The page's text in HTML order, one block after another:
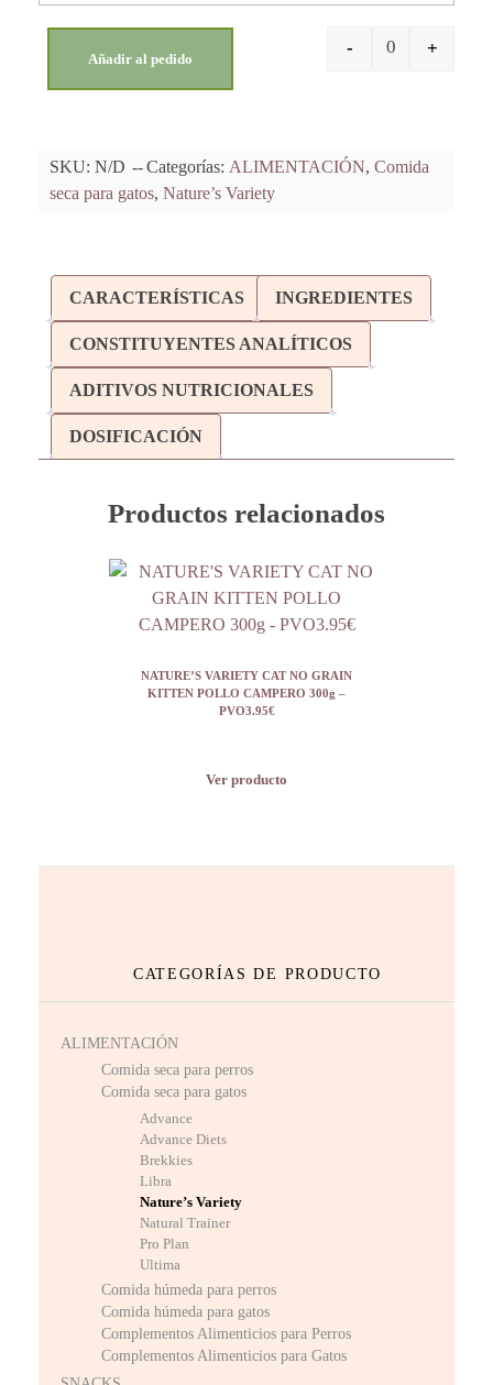
- +
Añadir al pedido
SKU: N/D Categorías: ALIMENTACIÓN, Comida
seca para gatos, Nature’s Variety
CARACTERÍSTICAS INGREDIENTES
CONSTITUYENTES ANALÍTICOS
ADITIVOS NUTRICIONALES
DOSIFICACIÓN
Productos relacionados
NATURE’S VARIETY CAT NO GRAIN
KITTEN POLLO CAMPERO 300g –
PVO3.95€
Ver producto
CATEGORÍAS DE PRODUCTO
ALIMENTACIÓN
Comida seca para perros
Comida seca para gatos
Advance
Advance Diets
Brekkies
Libra
Nature’s Variety
Natural Trainer
Pro Plan
Ultima
Comida húmeda para perros
Comida húmeda para gatos
Complementos Alimenticios para Perros
Complementos Alimenticios para Gatos